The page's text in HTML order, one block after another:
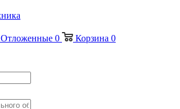
Отложенные 0 Корзина 0